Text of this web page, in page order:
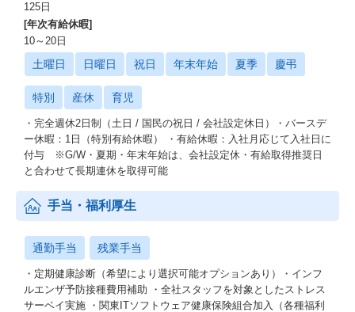
125日
[年次有給休暇]
10～20日
土曜日 日曜日 祝日 年末年始 夏季 慶弔
特別 産休 育児
・完全週休2日制（土日 / 国民の祝日 / 会社設定休日）・バースデ
ー休暇：1日（特別有給休暇） ・有給休暇：入社月応じて入社日に
付与 ※G/W・夏期・年末年始は、会社設定休・有給取得推奨日
と合わせて長期連休を取得可能
手当・福利厚生
通勤手当 残業手当
・定期健康診断（希望により選択可能オプションあり）・インフ
ルエンザ予防接種費用補助 ・全社スタッフを対象としたストレス
サーベイ実施 ・関東ITソフトウェア健康保険組合加入（各種福利